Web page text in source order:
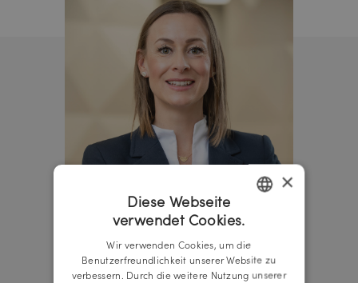
GERMAN
×
Diese Webseite
verwendet Cookies.
Wir verwenden Cookies, um die
Benutzerfreundlichkeit unserer Website zu
verbessern. Durch die weitere Nutzung unserer